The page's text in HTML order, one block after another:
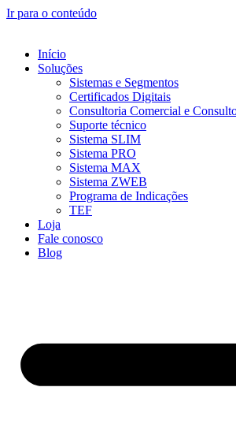
Ir para o conteúdo
Início
Soluções
Sistemas e Segmentos
Certificados Digitais
Consultoria Comercial e
Suporte técnico
Sistema SLIM
Sistema PRO
Sistema MAX
Sistema ZWEB
Programa de Indicações
TEF
Loja
Fale conosco
Blog